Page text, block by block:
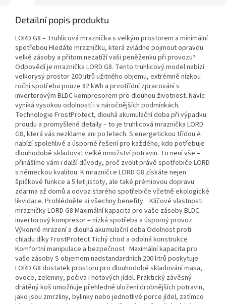
Detailní popis produktu
LORD G8 – Truhlicová mraznička s velkým prostorem a minimální
spotřebou Hledáte mrazničku, která zvládne pojmout opravdu
velké zásoby a přitom nezatíží vaši peněženku při provozu?
Odpovědí je mraznička LORD G8. Tento truhlicový model nabízí
velkorysý prostor 200 litrů užitného objemu, extrémně nízkou
roční spotřebu pouze 82 kWh a prvotřídní zpracování s
invertorovým BLDC kompresorem pro dlouhou životnost. Navíc
vyniká vysokou odolností i v náročnějších podmínkách.
Technologie FrostProtect, dlouhá akumulační doba při výpadku
proudu a promyšlené detaily – to je truhlicová mraznička LORD
G8, která vás nezklame ani po letech. S energetickou třídou A
nabízí spolehlivé a úsporné řešení pro každého, kdo potřebuje
dlouhodobě skladovat velké množství potravin. To není vše –
přinášíme vám i další důvody, proč zvolit právě spotřebiče LORD
s německou kvalitou. K mrazničce LORD G8 získáte nejen
špičkové funkce a 5 let jistoty, ale také prémiovou dopravu
zdarma až domů a odvoz starého spotřebiče včetně ekologické
likvidace. Prohlédněte si všechny benefity. Klíčové vlastnosti
mrazničky LORD G8 Maximální kapacita pro vaše zásoby BLDC
invertorový kompresor = nízká spotřeba a úsporný provoz
Výkonné mrazení a dlouhá akumulační doba Odolnost proti
chladu díky FrostProtect Tichý chod a odolná konstrukce
Komfortní manipulace a bezpečnost Maximální kapacita pro
vaše zásoby S objemem nadstandardních 200 litrů poskytuje
LORD G8 dostatek prostoru pro dlouhodobé skladování masa,
ovoce, zeleniny, pečiva i hotových jídel. Praktický závěsný
drátěný koš umožňuje přehledné uložení drobnějších potravin,
jako jsou zmrzliny, bylinky nebo jednotlivé porce jídel, zatímco